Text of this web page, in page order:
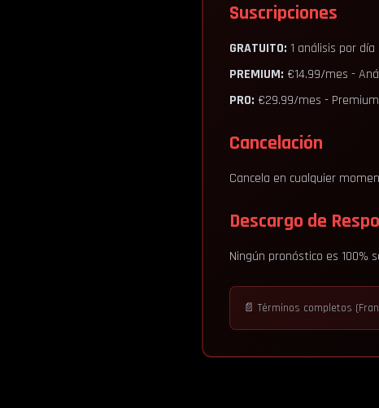
Suscripciones
GRATUITO: 1 análisis por día
PREMIUM: €14.99/mes -
PRO: €29.99/mes -
Cancelación
Cancela en cualquier
Descargo de
Ningún pronóstico es 100%
📄 Términos completos